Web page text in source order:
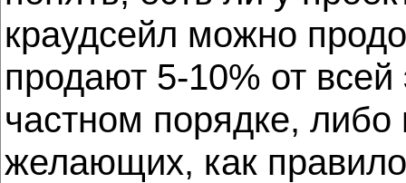
краудсейл можно
продают 5-10% от
частном порядке,
желающих, как